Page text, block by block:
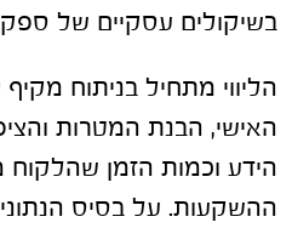
בשיקולים עסקיים של ספק
הליווי מתחיל בניתוח
האישי, הבנת המטרות
הידע וכמות הזמן שהלקוח
ההשקעות. על בסיס